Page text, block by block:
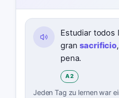
Estudiar todos
gransacrificio
pena.
A2
Jeden Tag zu lernen war